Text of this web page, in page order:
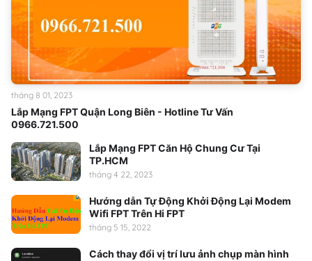
Lắp Mạng FPT Quận Long Biên - Hotline Tư Vấn
0966.721.500
tháng 8 01, 2023
Lắp Mạng FPT Căn Hộ Chung Cư Tại
TP.HCM
tháng 4 22, 2023
Hướng dẫn Tự Động Khởi Động Lại Modem
Wifi FPT Trên Hi FPT
tháng 5 15, 2022
Cách thay đổi vị trí lưu ảnh chụp màn hình